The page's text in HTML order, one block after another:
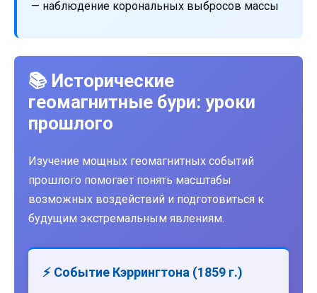
— наблюдение корональных выбросов массы
📚 Исторические
геомагнитные бури: уроки
прошлого
Изучение мощных геомагнитных событий
прошлого помогает понять масштабы
возможных воздействий и подготовиться к
будущим экстремальным явлениям.
⚡ Событие Кэррингтона (1859 г.)